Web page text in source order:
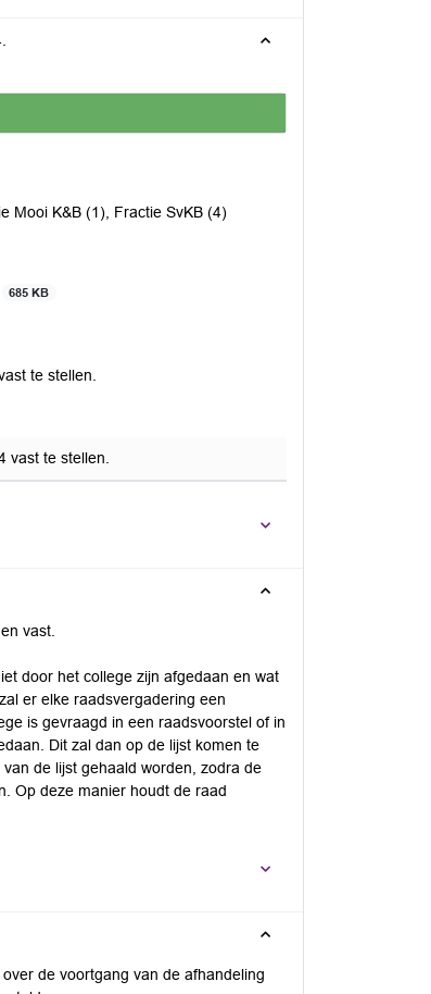
Mooi K&B (1), Fractie SvKB (4)
685 KB
te stellen.
vast te stellen.
vast.
door het college zijn afgedaan en wat
er elke raadsvergadering een
is gevraagd in een raadsvoorstel of in
Dit zal dan op de lijst komen te
de lijst gehaald worden, zodra de
Op deze manier houdt de raad
de voortgang van de afhandeling